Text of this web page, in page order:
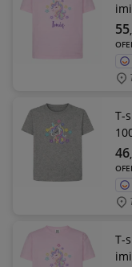
55
T-
46
T-